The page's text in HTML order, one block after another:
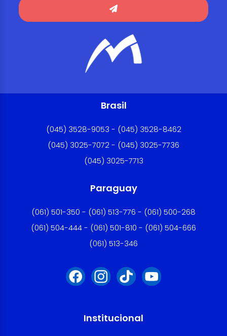
Brasil
(045) 3528-9053 - (045) 3528-8462
(045) 3025-7072 - (045) 3025-7736
(045) 3025-7713
Paraguay
(061) 501-350 - (061) 513-776 - (061) 500-268
(061) 504-444 - (061) 501-810 - (061) 504-666
(061) 513-346
Institucional